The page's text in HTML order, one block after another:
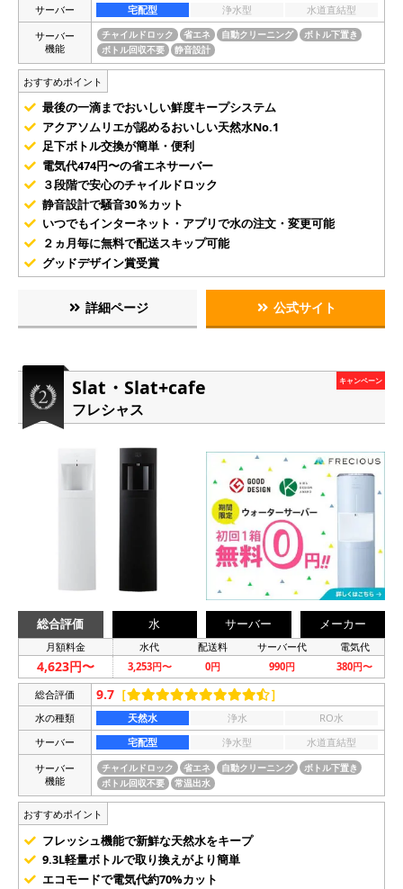
サーバー
宅配型 浄水型
水道直結型
サーバー
機能
チャイルドロック 省エネ 自動クリーニング
ボトル下置き
ボトル回収不要
静音設計
おすすめポイント
最後の一滴までおいしい鮮度キープシステム
アクアソムリエが認めるおいしい天然水No.1
足下ボトル交換が簡単・便利
電気代474円〜の省エネサーバー
３段階で安心のチャイルドロック
静音設計で騒音30％カット
いつでもインターネット・アプリで水の注文・変更可能
２ヵ月毎に無料で配送スキップ可能
グッドデザイン賞受賞
詳細ページ 公式サイト
Slat・Slat+cafe
フレシャス
キャンペーン
総合評価 水 サーバー メーカー
月額料金 水代 配送料 サーバー代 電気代
4,623円〜 3,253円〜 0円 990円 380円〜
総合評価 9.7 ［ ］
水の種類 天然水 浄水
RO水
サーバー
宅配型 浄水型
水道直結型
サーバー
機能
チャイルドロック 省エネ 自動クリーニング
ボトル下置き
ボトル回収不要
常温出水
おすすめポイント
フレッシュ機能で新鮮な天然水をキープ
9.3L軽量ボトルで取り換えがより簡単
エコモードで電気代約70%カット